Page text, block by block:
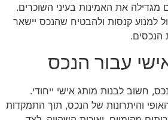
את האמינות בעיני השוכרים.
למנוע קנסות ולהבטיח שהנכס יישאר
הנכסים.
עבור הנכס
חשוב לבנות מותג אישי ייחודי.
והיתרונות של הנכס, תוך התמקדות